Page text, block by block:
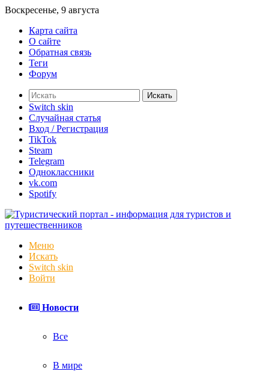
Воскресенье, 9 августа
Карта сайта
О сайте
Обратная связь
Теги
Форум
Искать
Switch skin
Случайная статья
Вход / Регистрация
TikTok
Steam
Telegram
Одноклассники
vk.com
Spotify
Меню
Искать
Switch skin
Войти
Новости
Все
В мире